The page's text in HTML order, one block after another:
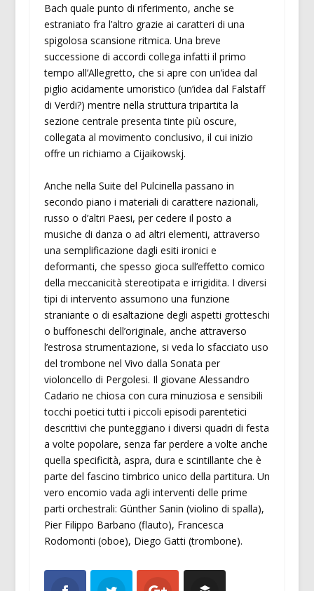
Bach quale punto di riferimento, anche se
estraniato fra l’altro grazie ai caratteri di una
spigolosa scansione ritmica. Una breve
successione di accordi collega infatti il primo
tempo all’Allegretto, che si apre con un’idea dal
piglio acidamente umoristico (un’idea dal Falstaff
di Verdi?) mentre nella struttura tripartita la
sezione centrale presenta tinte più oscure,
collegata al movimento conclusivo, il cui inizio
offre un richiamo a Cijaikowskj.
Anche nella Suite del Pulcinella passano in
secondo piano i materiali di carattere nazionali,
russo o d’altri Paesi, per cedere il posto a
musiche di danza o ad altri elementi, attraverso
una semplificazione dagli esiti ironici e
deformanti, che spesso gioca sull’effetto comico
della meccanicità stereotipata e irrigidita. I diversi
tipi di intervento assumono una funzione
straniante o di esaltazione degli aspetti grotteschi
o buffoneschi dell’originale, anche attraverso
l’estrosa strumentazione, si veda lo sfacciato uso
del trombone nel Vivo dalla Sonata per
violoncello di Pergolesi. Il giovane Alessandro
Cadario ne chiosa con cura minuziosa e sensibili
tocchi poetici tutti i piccoli episodi parentetici
descrittivi che punteggiano i diversi quadri di festa
a volte popolare, senza far perdere a volte anche
quella specificità, aspra, dura e scintillante che è
parte del fascino timbrico unico della partitura. Un
vero encomio vada agli interventi delle prime
parti orchestrali: Günther Sanin (violino di spalla),
Pier Filippo Barbano (flauto), Francesca
Rodomonti (oboe), Diego Gatti (trombone).